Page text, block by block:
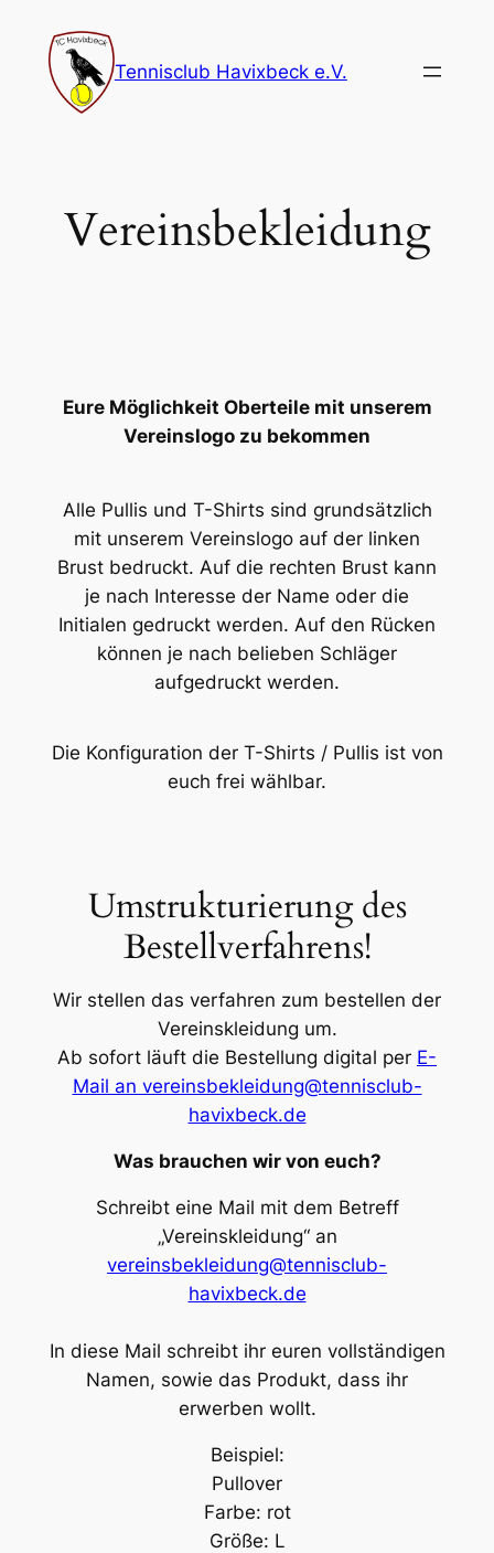
Inhalt
springen
Tennisclub Havixbeck e.V.
Vereinsbekleidung
Eure Möglichkeit Oberteile mit unserem
Vereinslogo zu bekommen
Alle Pullis und T-Shirts sind grundsätzlich
mit unserem Vereinslogo auf der linken
Brust bedruckt. Auf die rechten Brust kann
je nach Interesse der Name oder die
Initialen gedruckt werden. Auf den Rücken
können je nach belieben Schläger
aufgedruckt werden.
Die Konfiguration der T-Shirts / Pullis ist von
euch frei wählbar.
Umstrukturierung des
Bestellverfahrens!
Wir stellen das verfahren zum bestellen der
Vereinskleidung um.
Ab sofort läuft die Bestellung digital per E-
Mail an vereinsbekleidung@tennisclub-
havixbeck.de
Was brauchen wir von euch?
Schreibt eine Mail mit dem Betreff
„Vereinskleidung“ an
vereinsbekleidung@tennisclub-
havixbeck.de
In diese Mail schreibt ihr euren vollständigen
Namen, sowie das Produkt, dass ihr
erwerben wollt.
Beispiel:
Pullover
Farbe: rot
Größe: L